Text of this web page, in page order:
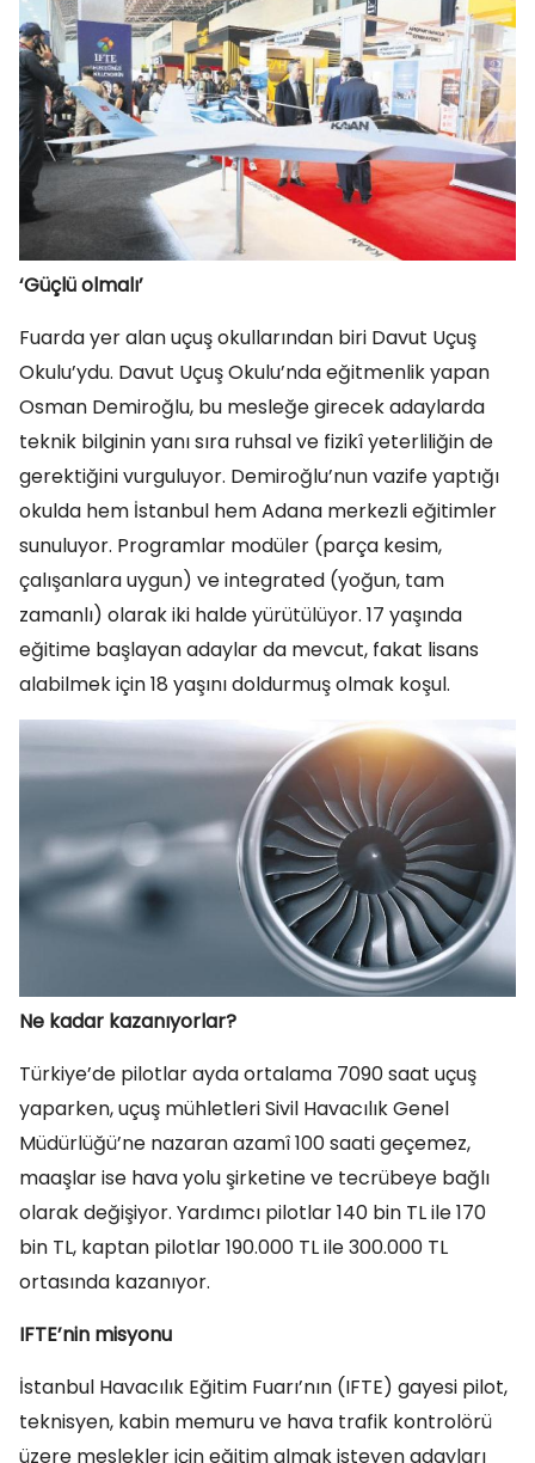
‘Güçlü olmalı’
Fuarda yer alan uçuş okullarından biri Davut Uçuş
Okulu’ydu. Davut Uçuş Okulu’nda eğitmenlik yapan
Osman Demiroğlu, bu mesleğe girecek adaylarda
teknik bilginin yanı sıra ruhsal ve fizikî yeterliliğin de
gerektiğini vurguluyor. Demiroğlu’nun vazife yaptığı
okulda hem İstanbul hem Adana merkezli eğitimler
sunuluyor. Programlar modüler (parça kesim,
çalışanlara uygun) ve integrated (yoğun, tam
zamanlı) olarak iki halde yürütülüyor. 17 yaşında
eğitime başlayan adaylar da mevcut, fakat lisans
alabilmek için 18 yaşını doldurmuş olmak koşul.
Ne kadar kazanıyorlar?
Türkiye’de pilotlar ayda ortalama 7090 saat uçuş
yaparken, uçuş mühletleri Sivil Havacılık Genel
Müdürlüğü’ne nazaran azamî 100 saati geçemez,
maaşlar ise hava yolu şirketine ve tecrübeye bağlı
olarak değişiyor. Yardımcı pilotlar 140 bin TL ile 170
bin TL, kaptan pilotlar 190.000 TL ile 300.000 TL
ortasında kazanıyor.
IFTE’nin misyonu
İstanbul Havacılık Eğitim Fuarı’nın (IFTE) gayesi pilot,
teknisyen, kabin memuru ve hava trafik kontrolörü
üzere meslekler için eğitim almak isteyen adayları